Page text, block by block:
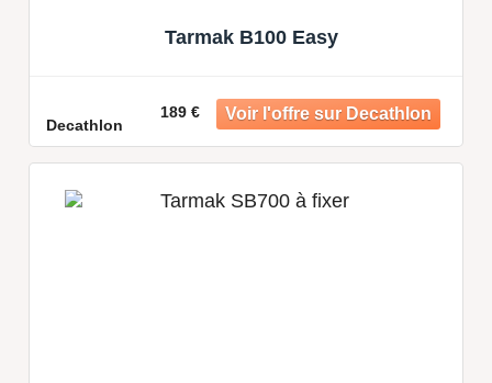
Tarmak B100 Easy
Decathlon
189 €